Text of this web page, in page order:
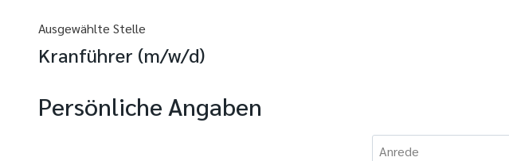
Ausgewählte Stelle
Kranführer (m/w/d)
Persönliche Angaben